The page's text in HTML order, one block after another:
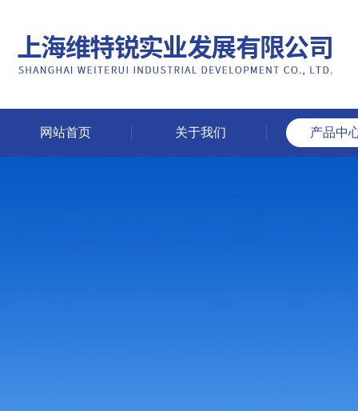
网站首页 关于我们 产品中